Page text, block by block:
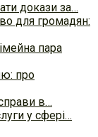
докази за…
для громадян:
пара
про
в…
у сфері…